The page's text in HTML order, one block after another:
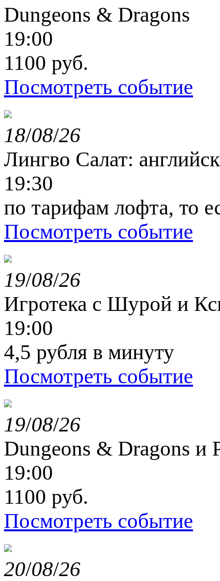
Dungeons & Dragons
19:00
1100 руб.
Посмотреть событие
18/08/26
Лингво Салат:
19:30
по тарифам лофта, то
Посмотреть событие
19/08/26
Игротека с Шурой и
19:00
4,5 рубля в минуту
Посмотреть событие
19/08/26
Dungeons & Dragons и
19:00
1100 руб.
Посмотреть событие
20/08/26